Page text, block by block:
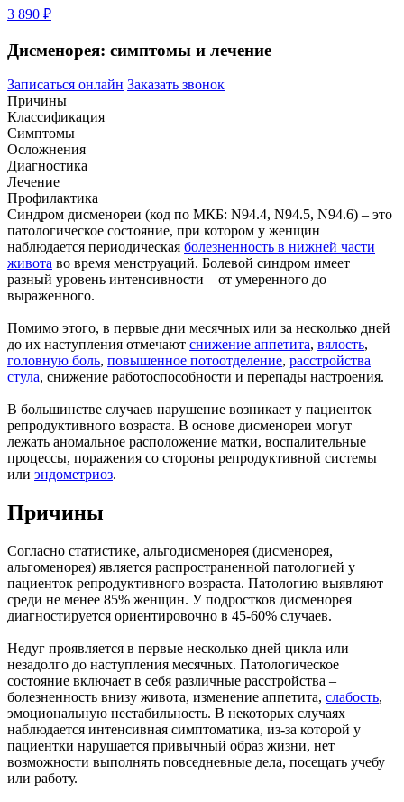
3 890 ₽
Дисменорея: симптомы и лечение
Записаться онлайн Заказать звонок
Причины
Классификация
Симптомы
Осложнения
Диагностика
Лечение
Профилактика
Синдром дисменореи (код по МКБ: N94.4, N94.5, N94.6) – это
патологическое состояние, при котором у женщин
наблюдается периодическая болезненность в нижней части
живота во время менструаций. Болевой синдром имеет
разный уровень интенсивности – от умеренного до
выраженного.
Помимо этого, в первые дни месячных или за несколько дней
до их наступления отмечают снижение аппетита, вялость,
головную боль, повышенное потоотделение, расстройства
стула, снижение работоспособности и перепады настроения.
В большинстве случаев нарушение возникает у пациенток
репродуктивного возраста. В основе дисменореи могут
лежать аномальное расположение матки, воспалительные
процессы, поражения со стороны репродуктивной системы
или эндометриоз.
Причины
Согласно статистике, альгодисменорея (дисменорея,
альгоменорея) является распространенной патологией у
пациенток репродуктивного возраста. Патологию выявляют
среди не менее 85% женщин. У подростков дисменорея
диагностируется ориентировочно в 45-60% случаев.
Недуг проявляется в первые несколько дней цикла или
незадолго до наступления месячных. Патологическое
состояние включает в себя различные расстройства –
болезненность внизу живота, изменение аппетита, слабость,
эмоциональную нестабильность. В некоторых случаях
наблюдается интенсивная симптоматика, из-за которой у
пациентки нарушается привычный образ жизни, нет
возможности выполнять повседневные дела, посещать учебу
или работу.